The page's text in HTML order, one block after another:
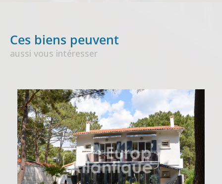
Ces biens peuvent
aussi vous intéresser